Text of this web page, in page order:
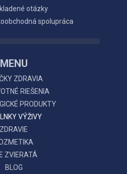
otázky
spolupráca
MENU
ZDRAVIA
RIEŠENIA
PRODUKTY
VÝŽIVY
ZDRAVIE
ZVIERATÁ
BLOG